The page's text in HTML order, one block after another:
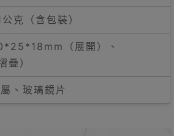
克（含包裝）
（展開）、
）
、玻璃鏡片